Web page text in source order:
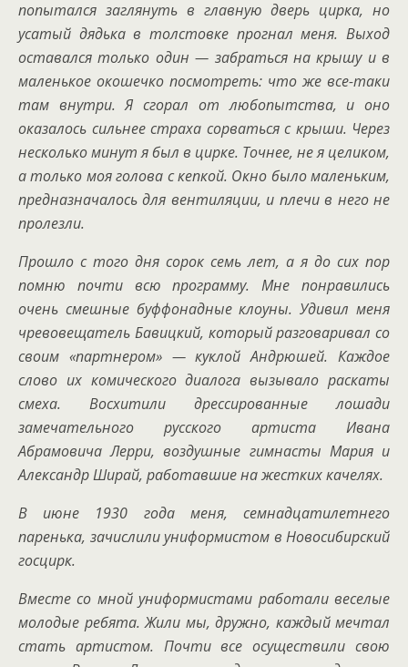
попытался заглянуть в главную дверь цирка, но
усатый дядька в толстовке прогнал меня. Выход
оставался только один — забраться на крышу и в
маленькое окошечко посмотреть: что же все-таки
там внутри. Я сгорал от любопытства, и оно
оказалось сильнее страха сорваться с крыши. Через
несколько минут я был в цирке. Точнее, не я целиком,
а только моя голова с кепкой. Окно было маленьким,
предназначалось для вентиляции, и плечи в него не
пролезли.
Прошло с того дня сорок семь лет, а я до сих пор
помню почти всю программу. Мне понравились
очень смешные буффонадные клоуны. Удивил меня
чревовещатель Бавицкий, который разговаривал со
своим «партнером» — куклой Андрюшей. Каждое
слово их комического диалога вызывало раскаты
смеха. Восхитили дрессированные лошади
замечательного русского артиста Ивана
Абрамовича Лерри, воздушные гимнасты Мария и
Александр Ширай, работавшие на жестких качелях.
В июне 1930 года меня, семнадцатилетнего
паренька, зачислили униформистом в Новосибирский
госцирк.
Вместе со мной униформистами работали веселые
молодые ребята. Жили мы, дружно, каждый мечтал
стать артистом. Почти все осуществили свою